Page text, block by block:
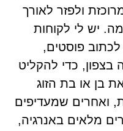
ולפזר לאורך
יש לי לקוחות
לכתוב פוסטים,
כדי להקליט
בן או בת הזוג
ואחרים שמעדיפים
מלאים באנרגיה,